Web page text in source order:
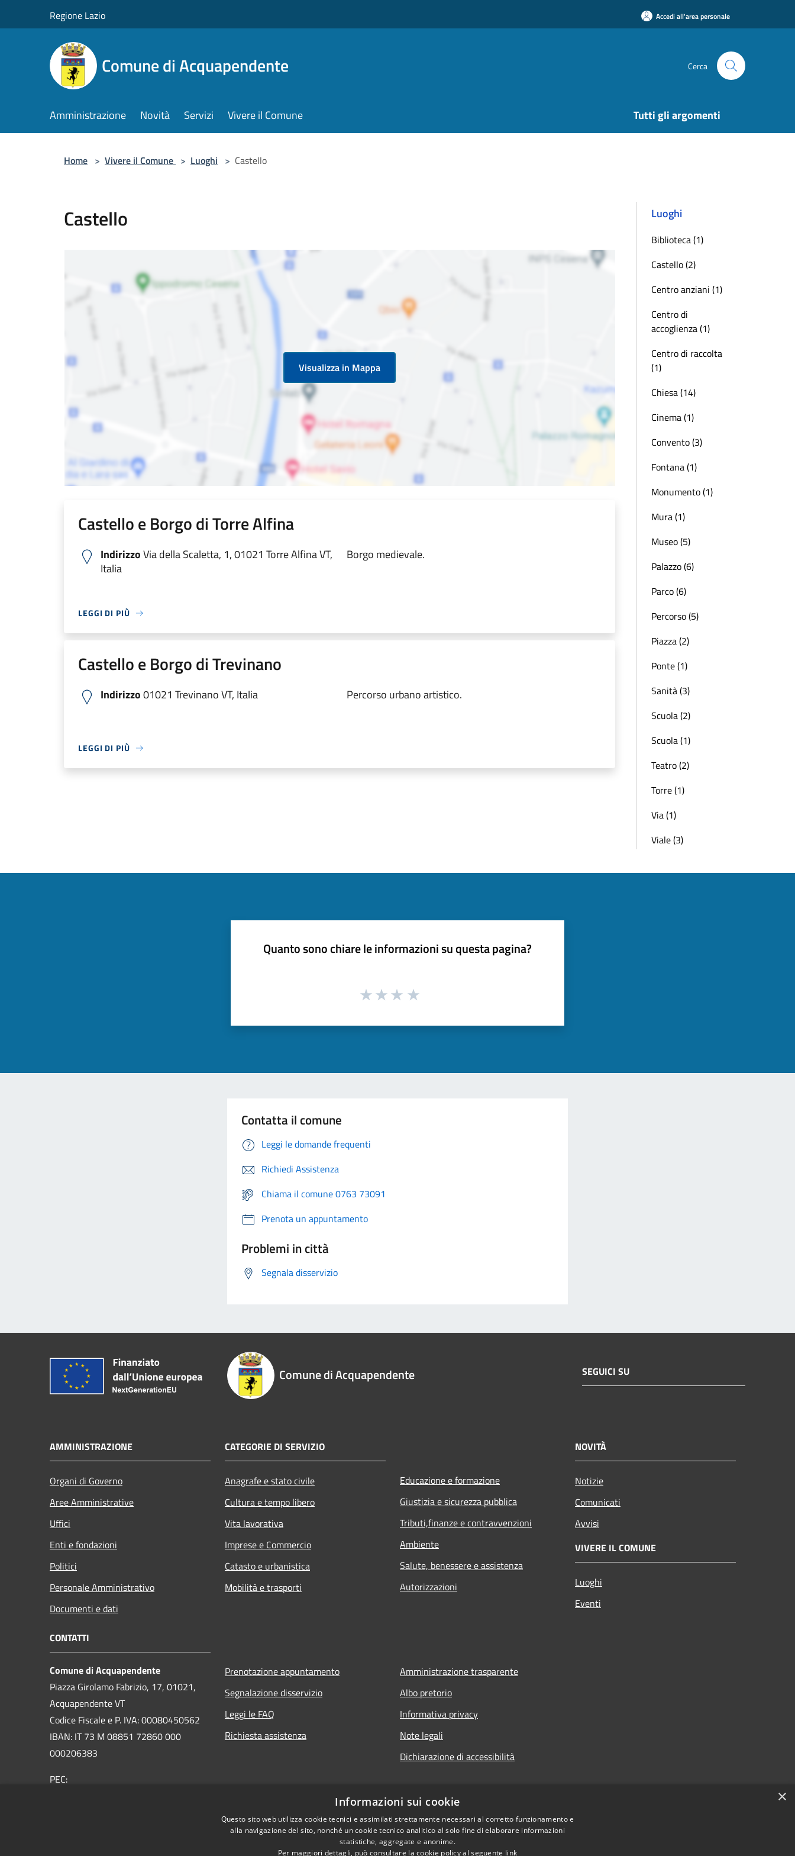
Regione Lazio Accedi all'area personale
Comune di Acquapendente Cerca
Amministrazione Novità Servizi Vivere il Comune Tutti gli argomenti
Home > Vivere il Comune > Luoghi > Castello
Castello
Visualizza in Mappa
Castello e Borgo di Torre Alfina
IndirizzoVia della Scaletta, 1, 01021 Torre Alfina VT,
Italia
Borgo medievale.
LEGGI DI PIÙ
Castello e Borgo di Trevinano
Indirizzo01021 Trevinano VT, Italia Percorso urbano artistico.
LEGGI DI PIÙ
Luoghi
Biblioteca (1)
Castello (2)
Centro anziani (1)
Centro di
accoglienza (1)
Centro di raccolta
(1)
Chiesa (14)
Cinema (1)
Convento (3)
Fontana (1)
Monumento (1)
Mura (1)
Museo (5)
Palazzo (6)
Parco (6)
Percorso (5)
Piazza (2)
Ponte (1)
Sanità (3)
Scuola (2)
Scuola (1)
Teatro (2)
Torre (1)
Via (1)
Viale (3)
Quanto sono chiare le informazioni su questa pagina?
Contatta il comune
Leggi le domande frequenti
Richiedi Assistenza
Chiama il comune 0763 73091
Prenota un appuntamento
Problemi in città
Segnala disservizio
Comune di Acquapendente SEGUICI SU
AMMINISTRAZIONE
Organi di Governo
Aree Amministrative
Uffici
Enti e fondazioni
Politici
Personale Amministrativo
Documenti e dati
CATEGORIE DI SERVIZIO
Anagrafe e stato civile
Cultura e tempo libero
Vita lavorativa
Imprese e Commercio
Catasto e urbanistica
Mobilità e trasporti
Educazione e formazione
Giustizia e sicurezza pubblica
Tributi,finanze e contravvenzioni
Ambiente
Salute, benessere e assistenza
Autorizzazioni
NOVITÀ
Notizie
Comunicati
Avvisi
VIVERE IL COMUNE
Luoghi
Eventi
CONTATTI
Comune di Acquapendente
Piazza Girolamo Fabrizio, 17, 01021,
Acquapendente VT
Codice Fiscale e P. IVA: 00080450562
IBAN: IT 73 M 08851 72860 000
000206383
PEC:
Prenotazione appuntamento
Segnalazione disservizio
Leggi le FAQ
Richiesta assistenza
Amministrazione trasparente
Albo pretorio
Informativa privacy
Note legali
Dichiarazione di accessibilità
×
Informazioni sui cookie
Questo sito web utilizza cookie tecnici e assimilati strettamente necessari al corretto funzionamento e
alla navigazione del sito, nonché un cookie tecnico analitico al solo fine di elaborare informazioni
statistiche, aggregate e anonime.
Per maggiori dettagli, può consultare la cookie policy al seguente link